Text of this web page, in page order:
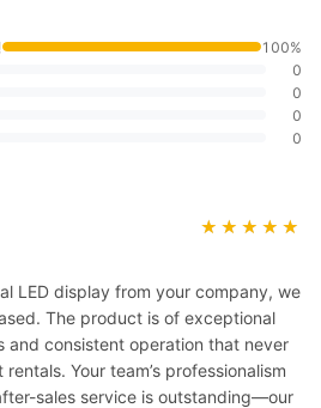
100%
0
0
0
0
★★★★★
★★★★★
LED display from your company, we
The product is of exceptional
and consistent operation that never
Your team’s professionalism
sales service is outstanding—our